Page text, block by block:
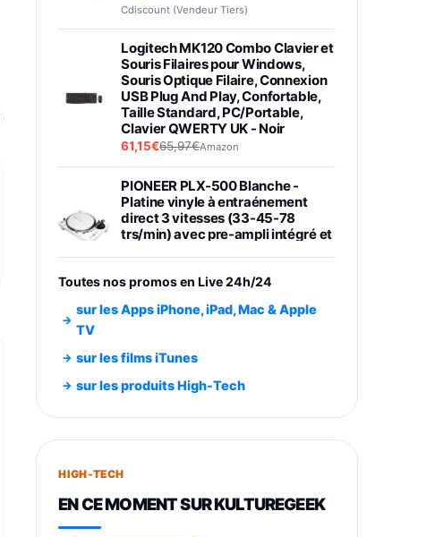
Cdiscount (Vendeur Tiers)
Logitech MK120 Combo Clavier et
Souris Filaires pour Windows,
Souris Optique Filaire, Connexion
USB Plug And Play, Confortable,
Taille Standard, PC/Portable,
Clavier QWERTY UK - Noir
61,15€65,97€Amazon
PIONEER PLX-500 Blanche -
Platine vinyle à entraénement
direct 3 vitesses (33-45-78
trs/min) avec pre-ampli intégré et
Smartphone SAMSUNG Galaxy
Smartphone SAMSUNG Galaxy
S26+ Violet 256Go
749,99€1240,43€Fnac (Vendeur Tiers)
648,63€
Toutes nos promos en Live 24h/24
sur les Apps iPhone, iPad, Mac & Apple
TV
sur les films iTunes
sur les produits High-Tech
HIGH-TECH
EN CE MOMENT SUR KULTUREGEEK